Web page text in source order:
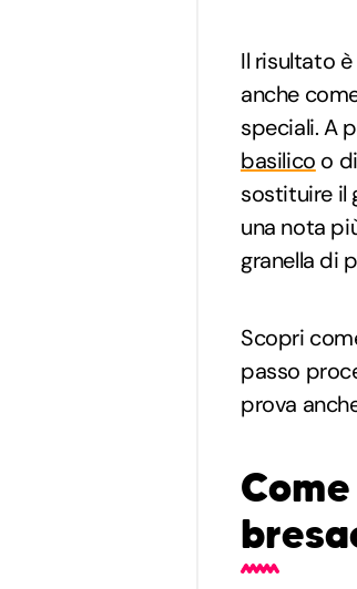
Il risultato
anche
speciali. A
basilico o di
sostituire il
una nota
granella di
Scopri
passo
prova